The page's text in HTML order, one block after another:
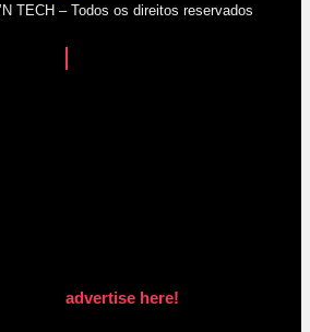
TECH – Todos os direitos reservados
advertise here!